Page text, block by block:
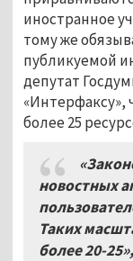
иностранное
тому же
публикуемой
депутат
«Интерфаксу»,
более 25
новостных
Таких
более 20-